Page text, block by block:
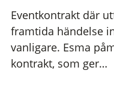
Eventkontrakt där
framtida händelse
vanligare. Esma
kontrakt, som ger…